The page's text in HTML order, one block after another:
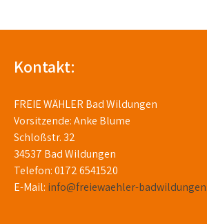
Kontakt:
FREIE WÄHLER Bad Wildungen
Vorsitzende: Anke Blume
Schloßstr. 32
34537 Bad Wildungen
Telefon: 0172 6541520
E-Mail: info@freiewaehler-